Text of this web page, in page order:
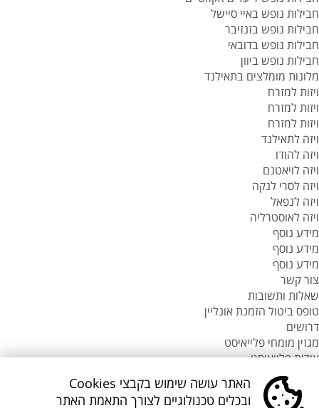
חבילות נופש באיי סיישל
חבילות נופש בזנזיבר
חבילות נופש בדובאי
חבילות נופש ביוון
מלונות מומלצים בתאילנד
ויזות למזרח
ויזות למזרח
ויזות למזרח
ויזה לתאילנד
ויזה להודו
ויזה לויאטנם
ויזה לסרי לנקה
ויזה לנפאל
ויזה לאוסטרליה
מידע נוסף
מידע נוסף
מידע נוסף
צור קשר
שאלות ותשובות
טופס ביטול הזמנת אונליין
דרושים
מגזין מומחי פלייאיסט
אודות פלייאיסט
סניפי flyeast בעולם
האתר עושה שימוש בקבצי Cookies
ובכלים טכנולוגיים לצורך התאמת האתר